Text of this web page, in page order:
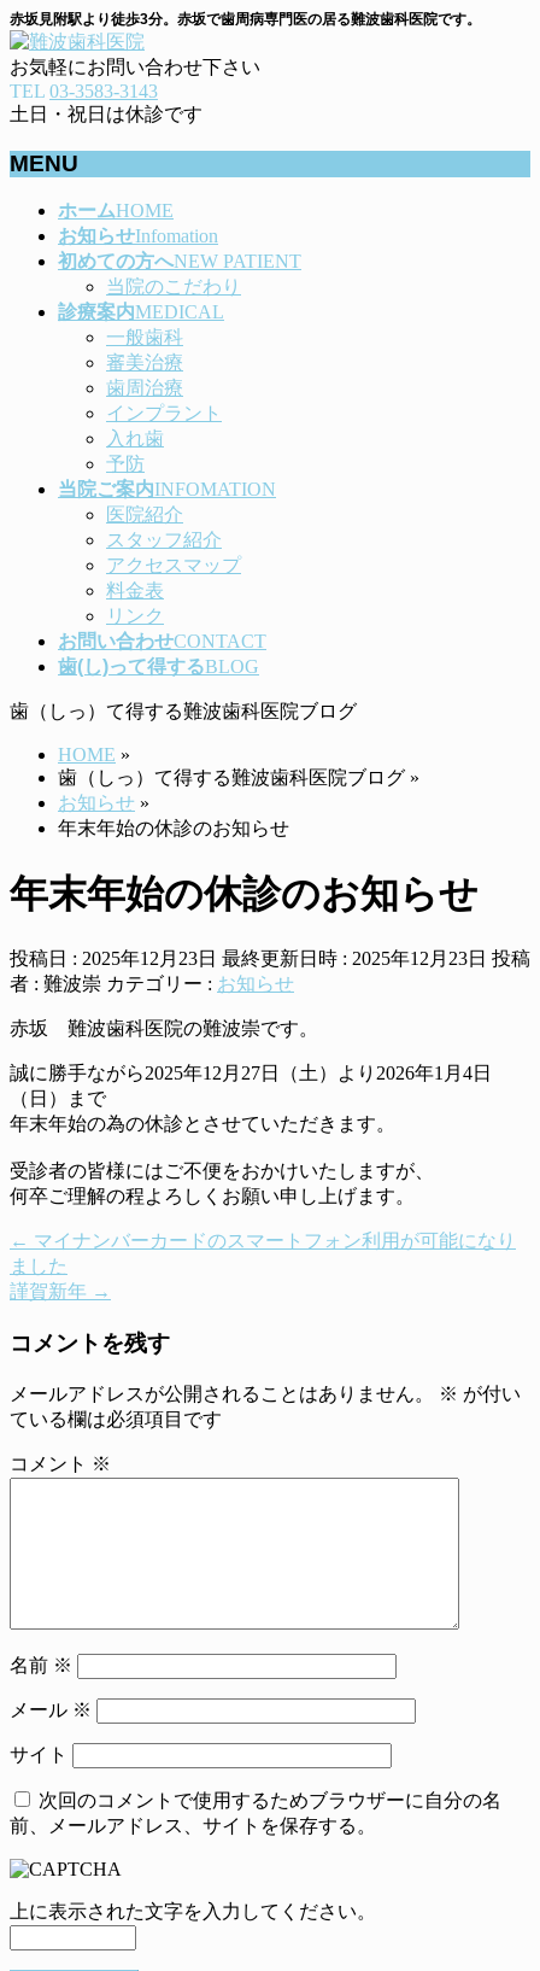
赤坂見附駅より徒歩3分。赤坂で歯周病専門医の居る難波歯科医院です。
お気軽にお問い合わせ下さい
TEL 03-3583-3143
土日・祝日は休診です
MENU
ホームHOME
お知らせInfomation
初めての方へNEW PATIENT
当院のこだわり
診療案内MEDICAL
一般歯科
審美治療
歯周治療
インプラント
入れ歯
予防
当院ご案内INFOMATION
医院紹介
スタッフ紹介
アクセスマップ
料金表
リンク
お問い合わせCONTACT
歯(し)って得するBLOG
歯（しっ）て得する難波歯科医院ブログ
HOME »
歯（しっ）て得する難波歯科医院ブログ »
お知らせ »
年末年始の休診のお知らせ
年末年始の休診のお知らせ
投稿日 : 2025年12月23日 最終更新日時 : 2025年12月23日 投稿
者 : 難波崇 カテゴリー : お知らせ
赤坂 難波歯科医院の難波崇です。
誠に勝手ながら2025年12月27日（土）より2026年1月4日
（日）まで
年末年始の為の休診とさせていただきます。
受診者の皆様にはご不便をおかけいたしますが、
何卒ご理解の程よろしくお願い申し上げます。
← マイナンバーカードのスマートフォン利用が可能になり
ました
謹賀新年 →
コメントを残す
メールアドレスが公開されることはありません。 ※ が付い
ている欄は必須項目です
コメント ※
名前 ※
メール ※
サイト
次回のコメントで使用するためブラウザーに自分の名
前、メールアドレス、サイトを保存する。
上に表示された文字を入力してください。